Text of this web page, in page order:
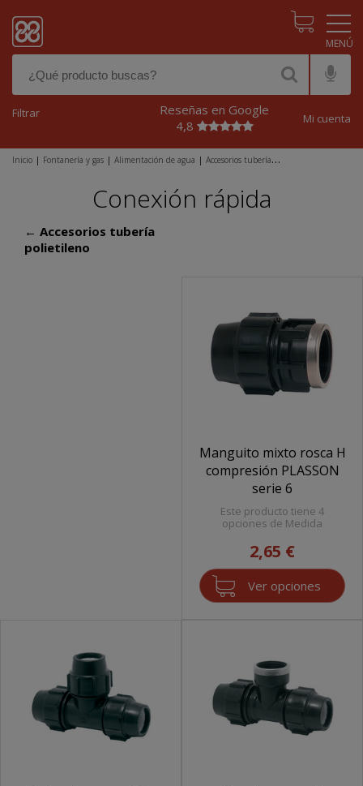
Reseñas en Google
4,8
Filtrar Mi cuenta
Inicio | Fontanería y gas | Alimentación de agua | Accesorios tubería
Conexión rápida
← Accesorios tubería
polietileno
Manguito mixto rosca H
compresión PLASSON
serie 6
Este producto tiene 4
opciones de Medida
2,65 €
Ver opciones